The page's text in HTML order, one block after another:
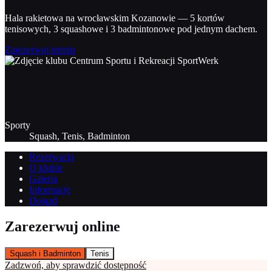
Hala rakietowa na wrocławskim Kozanowie — 5 kortów
tenisowych, 3 squashowe i 3 badmintonowe pod jednym dachem.
Zarezerwuj termin
Sporty
Squash, Tenis, Badminton
Rezerwacja
O klubie
Galeria
Informacje
Dojazd
Zarezerwuj online
Squash i Badminton Tenis
Zadzwoń, aby sprawdzić dostępność